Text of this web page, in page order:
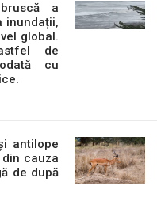
a
inundații,
global.
de
cu
antilope
cauza
de după